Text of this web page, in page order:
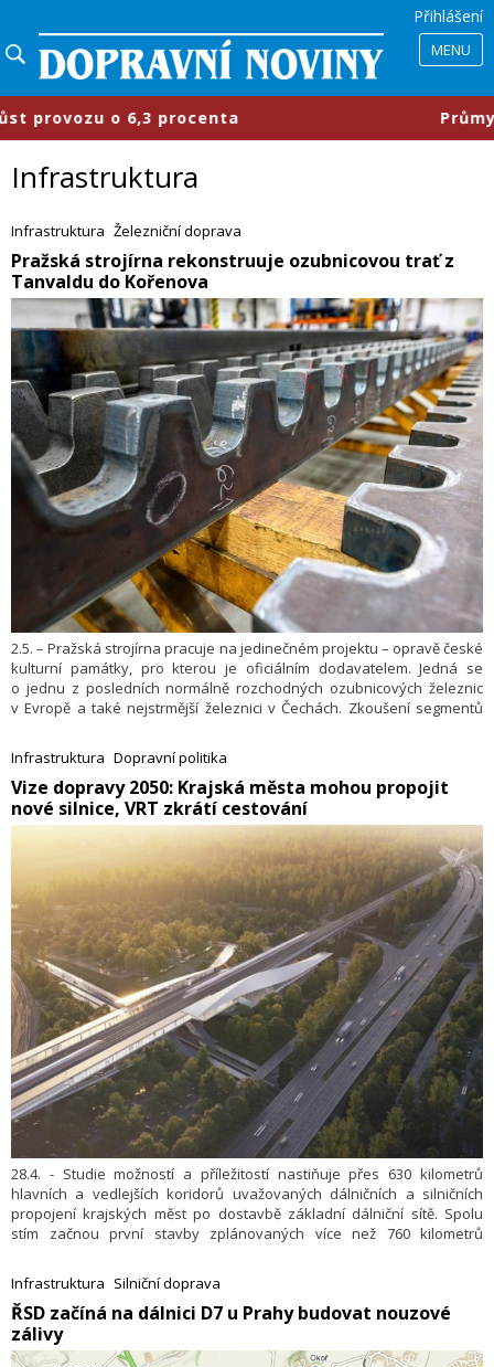
Přihlášení
MENU
​Průmyslové parky se
Infrastruktura
Infrastruktura Železniční doprava
​Pražská strojírna rekonstruuje ozubnicovou trať z
Tanvaldu do Kořenova
2.5. – Pražská strojírna pracuje na jedinečném projektu – opravě české
kulturní památky, pro kterou je oficiálním dodavatelem. Jedná se
o jednu z posledních normálně rozchodných ozubnicových železnic
v Evropě a také nejstrmější železnici v Čechách. Zkoušení segmentů
Infrastruktura Dopravní politika
​Vize dopravy 2050: Krajská města mohou propojit
nové silnice, VRT zkrátí cestování
28.4. - Studie možností a příležitostí nastiňuje přes 630 kilometrů
hlavních a vedlejších koridorů uvažovaných dálničních a silničních
propojení krajských měst po dostavbě základní dálniční sítě. Spolu
stím začnou první stavby zplánovaných více než 760 kilometrů
Příležitost dostane i vodní doprava.
Infrastruktura Silniční doprava
​ŘSD začíná na dálnici D7 u Prahy budovat nouzové
zálivy